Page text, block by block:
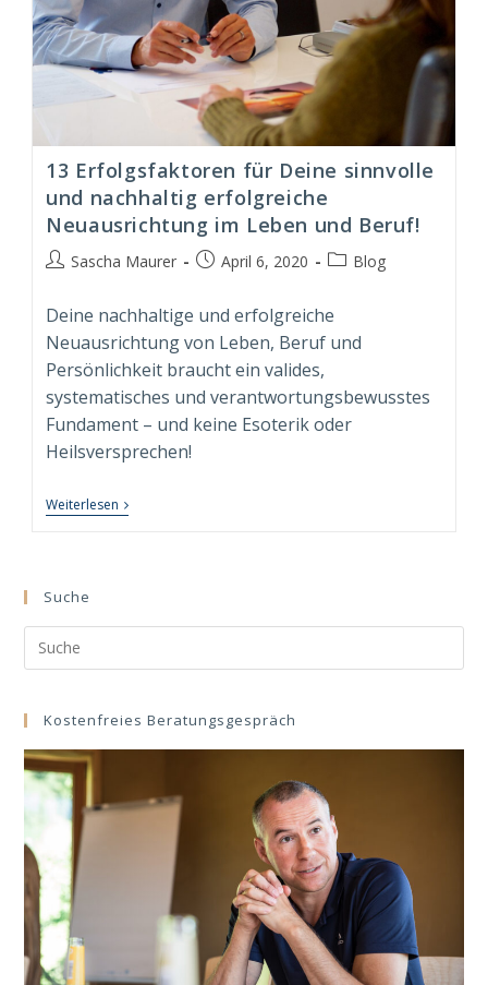
13 Erfolgsfaktoren für Deine sinnvolle
und nachhaltig erfolgreiche
Neuausrichtung im Leben und Beruf!
Beitrags-
Sascha Maurer
BeitragApril 6, 2020
Beitrags-
Blog
Deine nachhaltige und erfolgreiche
Neuausrichtung von Leben, Beruf und
Persönlichkeit braucht ein valides,
systematisches und verantwortungsbewusstes
Fundament – und keine Esoterik oder
Heilsversprechen!
Weiterlesen 13
Erfolgsfaktoren
Erfolgreiche
Beruf!
Suche
Search
this
Kostenfreies Beratungsgespräch